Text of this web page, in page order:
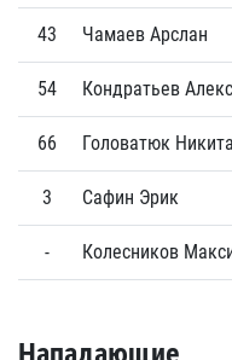
43 Чамаев Арслан
54 Кондратьев
66 Головатюк Никита
3 Сафин Эрик
- Колесников